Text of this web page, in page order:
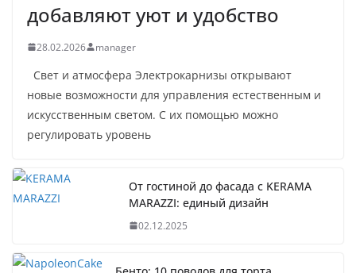
добавляют уют и удобство
28.02.2026 manager
Свет и атмосфера Электрокарнизы открывают
новые возможности для управления естественным и
искусственным светом. С их помощью можно
регулировать уровень
От гостиной до фасада с KERAMA
MARAZZI: единый дизайн
02.12.2025